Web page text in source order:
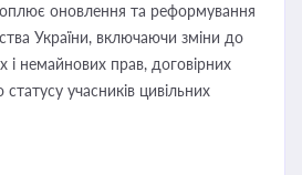
оновлення та реформування
України, включаючи зміни до
і немайнових прав, договірних
учасників цивільних